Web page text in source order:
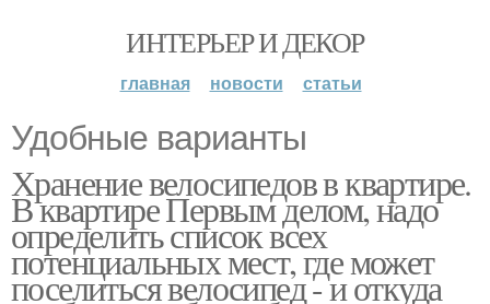
ИНТЕРЬЕР И ДЕКОР
главная новости статьи
Удобные варианты
Хранение велосипедов в квартире.
В квартире Первым делом, надо
определить список всех
потенциальных мест, где может
поселиться велосипед - и откуда